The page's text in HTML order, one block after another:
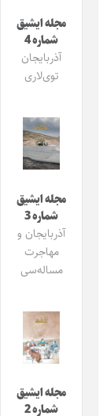
مجله ایشیق
شماره 4
آذربایجان
توی‌لاری
مجله ایشیق
شماره 3
آذربایجان و
مهاجرت
مساله‌سی
مجله ایشیق
شماره 2